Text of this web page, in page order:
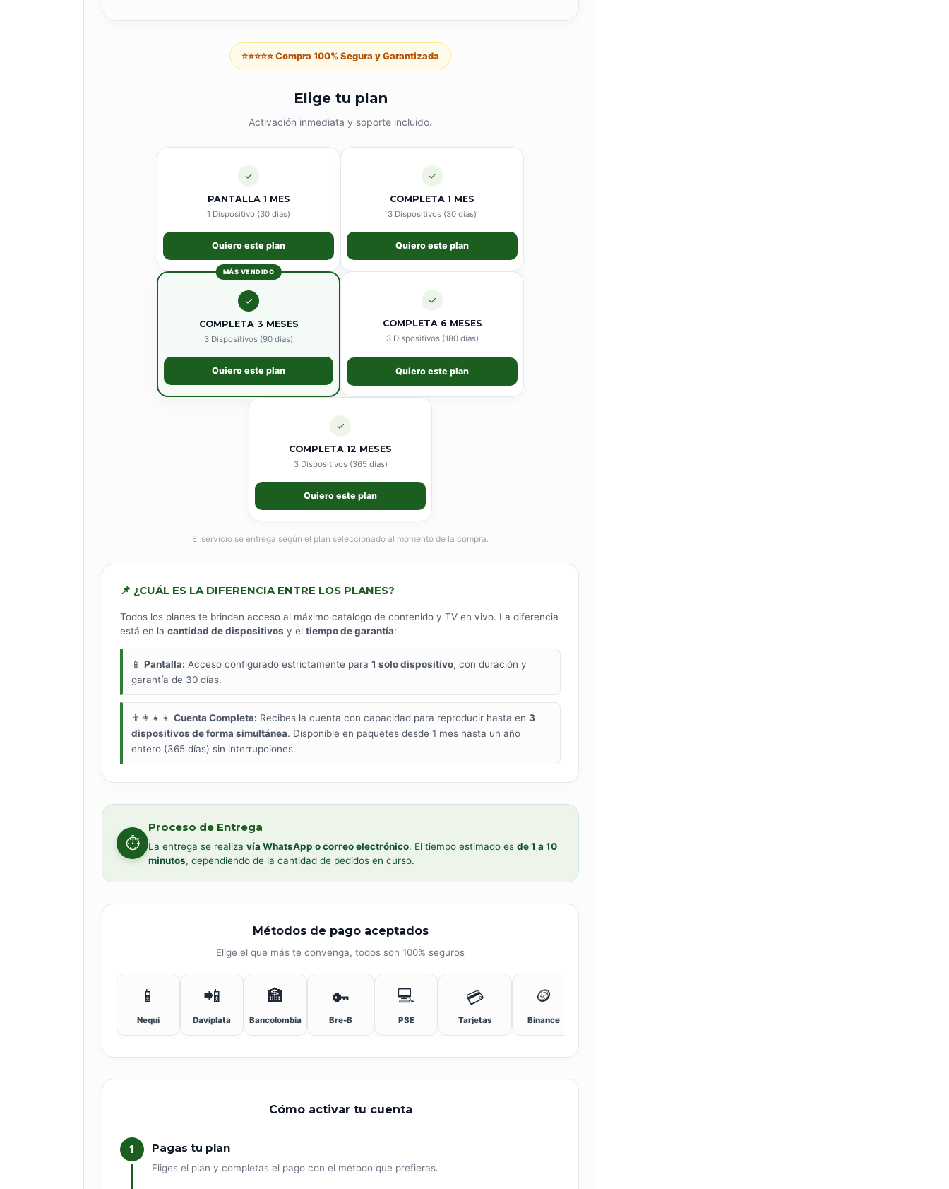
⭐⭐⭐⭐⭐ Compra 100% Segura y Garantizada
Elige tu plan
Activación inmediata y soporte incluido.
✓
PANTALLA 1 MES
1 Dispositivo (30 días)
Quiero este plan
✓
COMPLETA 1 MES
3 Dispositivos (30 días)
Quiero este plan
MÁS VENDIDO
✓
COMPLETA 3 MESES
3 Dispositivos (90 días)
Quiero este plan
✓
COMPLETA 6 MESES
3 Dispositivos (180 días)
Quiero este plan
✓
COMPLETA 12 MESES
3 Dispositivos (365 días)
Quiero este plan
El servicio se entrega según el plan seleccionado al momento de la compra.
📌 ¿CUÁL ES LA DIFERENCIA ENTRE LOS PLANES?
Todos los planes te brindan acceso al máximo catálogo de contenido y TV en vivo. La diferencia
está en la cantidad de dispositivos y el tiempo de garantía:
📱 Pantalla: Acceso configurado estrictamente para 1 solo dispositivo, con duración y
garantía de 30 días.
👨‍👩‍👧‍👦 Cuenta Completa: Recibes la cuenta con capacidad para reproducir hasta en 3
dispositivos de forma simultánea. Disponible en paquetes desde 1 mes hasta un año
entero (365 días) sin interrupciones.
⏱️
Proceso de Entrega
La entrega se realiza vía WhatsApp o correo electrónico. El tiempo estimado es de 1 a 10
minutos, dependiendo de la cantidad de pedidos en curso.
Métodos de pago aceptados
Elige el que más te convenga, todos son 100% seguros
📱
Nequi
📲
Daviplata
🏦
Bancolombia
🔑
Bre-B
💻
PSE
💳
Tarjetas
🪙
Binance
Cómo activar tu cuenta
1 Pagas tu plan
Eliges el plan y completas el pago con el método que prefieras.